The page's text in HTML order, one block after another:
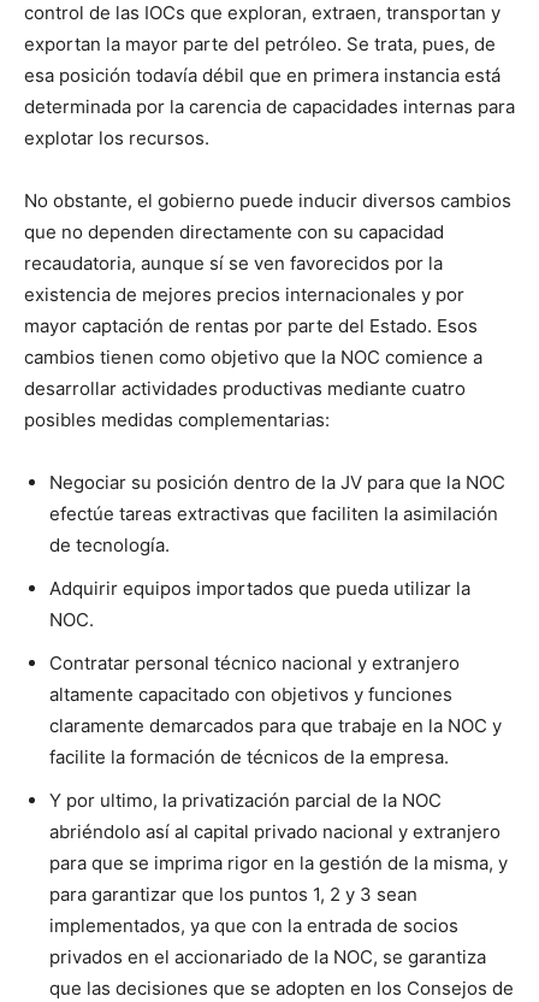
control de las IOCs que exploran, extraen, transportan y
exportan la mayor parte del petróleo. Se trata, pues, de
esa posición todavía débil que en primera instancia está
determinada por la carencia de capacidades internas para
explotar los recursos.
No obstante, el gobierno puede inducir diversos cambios
que no dependen directamente con su capacidad
recaudatoria, aunque sí se ven favorecidos por la
existencia de mejores precios internacionales y por
mayor captación de rentas por parte del Estado. Esos
cambios tienen como objetivo que la NOC comience a
desarrollar actividades productivas mediante cuatro
posibles medidas complementarias:
Negociar su posición dentro de la JV para que la NOC
efectúe tareas extractivas que faciliten la asimilación
de tecnología.
Adquirir equipos importados que pueda utilizar la
NOC.
Contratar personal técnico nacional y extranjero
altamente capacitado con objetivos y funciones
claramente demarcados para que trabaje en la NOC y
facilite la formación de técnicos de la empresa.
Y por ultimo, la privatización parcial de la NOC
abriéndolo así al capital privado nacional y extranjero
para que se imprima rigor en la gestión de la misma, y
para garantizar que los puntos 1, 2 y 3 sean
implementados, ya que con la entrada de socios
privados en el accionariado de la NOC, se garantiza
que las decisiones que se adopten en los Consejos de